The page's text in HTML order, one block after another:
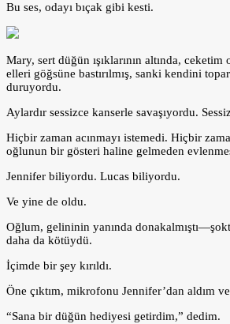
Bu ses, odayı bıçak gibi kesti.
Mary, sert düğün ışıklarının altında,
elleri göğsüne bastırılmış, sanki kendini
duruyordu.
Aylardır sessizce kanserle savaşıyordu.
Hiçbir zaman acınmayı istemedi. Hiçbir
oğlunun bir gösteri haline gelmeden
Jennifer biliyordu. Lucas biliyordu.
Ve yine de oldu.
Oğlum, gelininin yanında
daha da kötüydü.
İçimde bir şey kırıldı.
Öne çıktım, mikrofonu Jennifer’dan aldım
“Sana bir düğün hediyesi getirdim,” dedim.